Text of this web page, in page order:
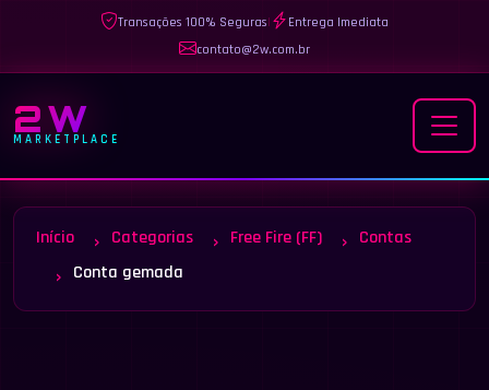
Transações 100% Seguras|
Entrega Imediata
contato@2w.com.br
2W
MARKETPLACE
Início Categorias Free Fire (FF)
Contas
Conta gemada